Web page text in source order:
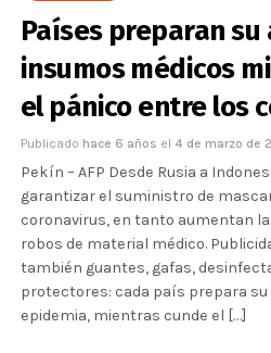
Países preparan
insumos médicos
el pánico entre los
Publicado hace 6 años el 4 de marzo de
Pekín – AFP Desde Rusia a
garantizar el suministro de
coronavirus, en tanto aumentan
robos de material médico.
también guantes, gafas,
protectores: cada país prepara
epidemia, mientras cunde el […]